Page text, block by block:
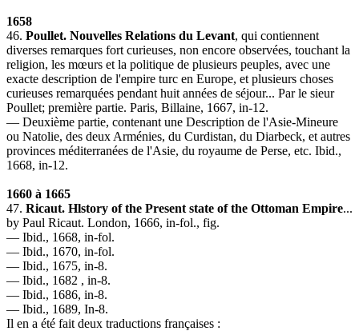
1658
46. Poullet. Nouvelles Relations du Levant, qui contiennent
diverses remarques fort curieuses, non encore observées, touchant la
religion, les mœurs et la politique de plusieurs peuples, avec une
exacte description de l'empire turc en Europe, et plusieurs choses
curieuses remarquées pendant huit années de séjour... Par le sieur
Poullet; première partie. Paris, Billaine, 1667, in-12.
— Deuxième partie, contenant une Description de l'Asie-Mineure
ou Natolie, des deux Arménies, du Curdistan, du Diarbeck, et autres
provinces méditerranées de l'Asie, du royaume de Perse, etc. Ibid.,
1668, in-12.
1660 à 1665
47. Ricaut. Hlstory of the Present state of the Ottoman Empire...
by Paul Ricaut. London, 1666, in-fol., fig.
— Ibid., 1668, in-fol.
— Ibid., 1670, in-fol.
— Ibid., 1675, in-8.
— Ibid., 1682 , in-8.
— Ibid., 1686, in-8.
— Ibid., 1689, In-8.
Il en a été fait deux traductions françaises :